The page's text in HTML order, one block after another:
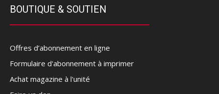
BOUTIQUE & SOUTIEN
Offres d’abonnement en ligne
Formulaire d'abonnement à imprimer
Achat magazine à l'unité